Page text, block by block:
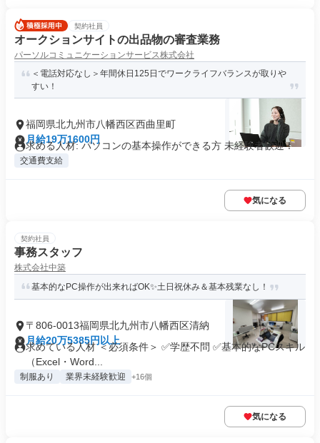
契約社員
オークションサイトの出品物の審査業務
パーソルコミュニケーションサービス株式会社
＜電話対応なし＞年間休日125日でワークライフバランスが取りや
すい！
福岡県北九州市八幡西区西曲里町
月給19万1600円
求める人材: パソコンの基本操作ができる方 未経験者歓迎！
交通費支給
気になる
契約社員
事務スタッフ
株式会社中築
基本的なPC操作が出来ればOK✨土日祝休み＆基本残業なし！
〒806-0013福岡県北九州市八幡西区清納
月給20万5385円以上
求めている人材 ＜必須条件＞ ✅学歴不問 ✅基本的なPCスキル
（Excel・Word...
制服あり 業界未経験歓迎 +16個
気になる